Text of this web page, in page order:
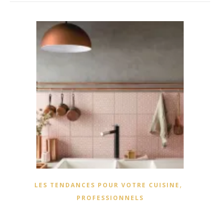
LES TENDANCES POUR VOTRE CUISINE ,
PROFESSIONNELS